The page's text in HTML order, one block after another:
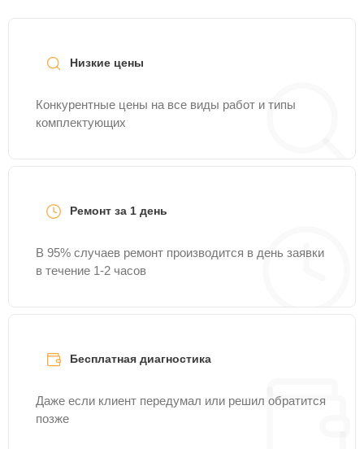
Низкие цены
Конкурентные цены на все виды работ и типы
комплектующих
Ремонт за 1 день
В 95% случаев ремонт производится в день заявки
в течение 1-2 часов
Бесплатная диагностика
Даже если клиент передумал или решил обратится
позже